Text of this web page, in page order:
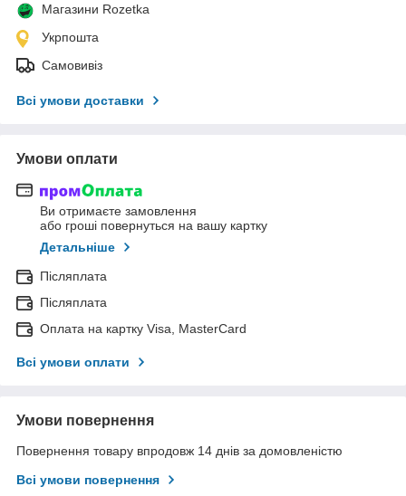
Магазини Rozetka
Укрпошта
Самовивіз
Всі умови доставки
Умови оплати
Ви отримаєте замовлення
або гроші повернуться на вашу картку
Детальніше
Післяплата
Післяплата
Оплата на картку Visa, MasterCard
Всі умови оплати
Умови повернення
Повернення товару впродовж 14 днів за домовленістю
Всі умови повернення